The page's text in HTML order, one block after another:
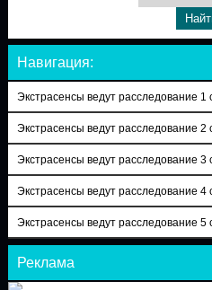
Навигация:
Экстрасенсы ведут расследование 1
Экстрасенсы ведут расследование 2
Экстрасенсы ведут расследование 3
Экстрасенсы ведут расследование 4
Экстрасенсы ведут расследование 5
Реклама